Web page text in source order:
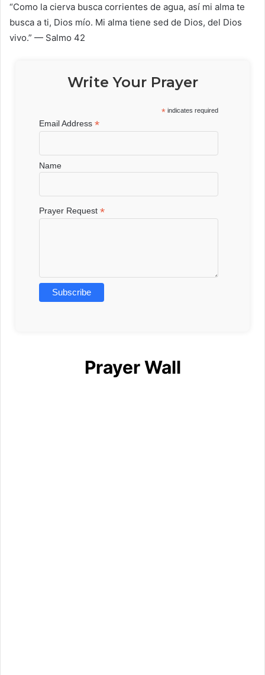
“Como la cierva busca corrientes de agua, así mi alma te
busca a ti, Dios mío. Mi alma tiene sed de Dios, del Dios
vivo.” — Salmo 42
Write Your Prayer
* indicates required
Email Address*
Name
Prayer Request*
Prayer Wall